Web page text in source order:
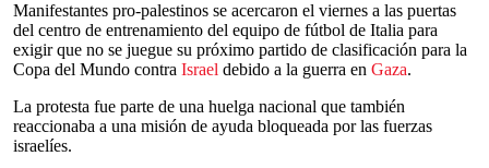
Manifestantes pro-palestinos se acercaron el viernes a las puertas
del centro de entrenamiento del equipo de fútbol de Italia para
exigir que no se juegue su próximo partido de clasificación para la
Copa del Mundo contra Israel debido a la guerra en Gaza.
La protesta fue parte de una huelga nacional que también
reaccionaba a una misión de ayuda bloqueada por las fuerzas
israelíes.